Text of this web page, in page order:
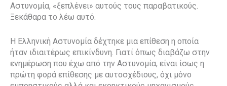
Αστυνομία, «ξεπλένει» αυτούς τους παραβατικούς.
Ξεκάθαρα το λέω αυτό.
Η Ελληνική Αστυνομία δέχτηκε μια επίθεση η οποία
ήταν ιδιαιτέρως επικίνδυνη. Γιατί όπως διαβάζω στην
ενημέρωση που έχω από την Αστυνομία, είναι ίσως η
πρώτη φορά επίθεσης με αυτοσχέδιους, όχι μόνο